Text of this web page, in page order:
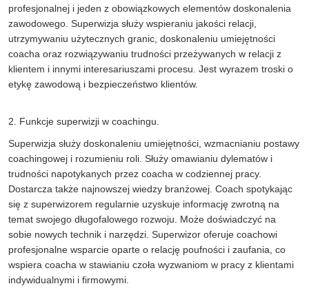
profesjonalnej i jeden z obowiązkowych elementów doskonalenia
zawodowego. Superwizja służy wspieraniu jakości relacji,
utrzymywaniu użytecznych granic, doskonaleniu umiejętności
coacha oraz rozwiązywaniu trudności przeżywanych w relacji z
klientem i innymi interesariuszami procesu. Jest wyrazem troski o
etykę zawodową i bezpieczeństwo klientów.
2. Funkcje superwizji w coachingu.
Superwizja służy doskonaleniu umiejętności, wzmacnianiu postawy
coachingowej i rozumieniu roli. Służy omawianiu dylematów i
trudności napotykanych przez coacha w codziennej pracy.
Dostarcza także najnowszej wiedzy branżowej. Coach spotykając
się z superwizorem regularnie uzyskuje informację zwrotną na
temat swojego długofalowego rozwoju. Może doświadczyć na
sobie nowych technik i narzędzi. Superwizor oferuje coachowi
profesjonalne wsparcie oparte o relację poufności i zaufania, co
wspiera coacha w stawianiu czoła wyzwaniom w pracy z klientami
indywidualnymi i firmowymi.